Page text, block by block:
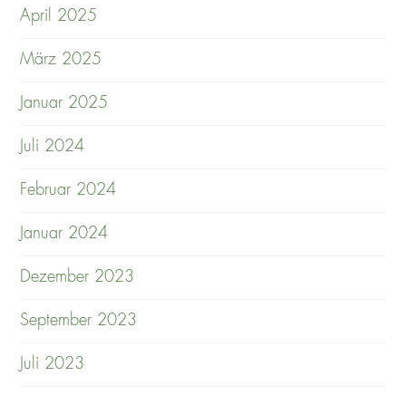
April 2025
März 2025
Januar 2025
Juli 2024
Februar 2024
Januar 2024
Dezember 2023
September 2023
Juli 2023